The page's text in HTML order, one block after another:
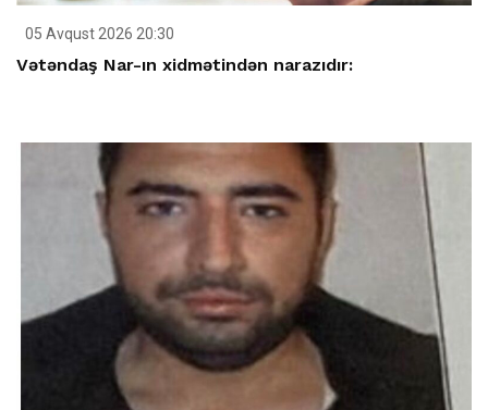
05 Avqust 2026 20:30
Vətəndaş Nar-ın xidmətindən narazıdır: